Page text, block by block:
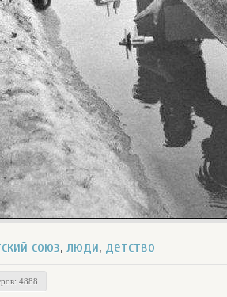
союз, люди, детство
4888